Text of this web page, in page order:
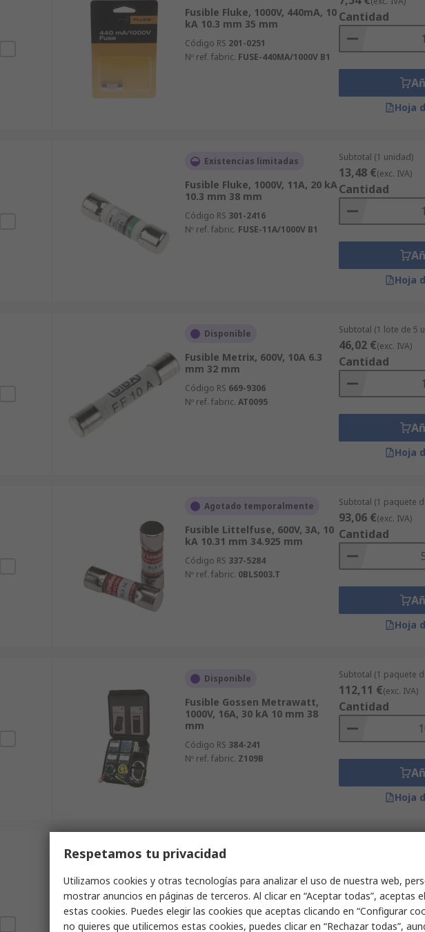
Fusible Fluke, 1000V, 440mA, 10
kA 10.3 mm 35 mm
Código RS 201-0251
Nº ref. fabric. FUSE-440MA/1000V B1
Cantidad
Hoja
Existencias limitadas
Fusible Fluke, 1000V, 11A, 20 kA
10.3 mm 38 mm
Código RS 301-2416
Nº ref. fabric. FUSE-11A/1000V B1
Subtotal (1 unidad)
13,48 €(exc. IVA)
Cantidad
Hoja
Disponible
Fusible Metrix, 600V, 10A 6.3
mm 32 mm
Código RS 669-9306
Nº ref. fabric. AT0095
Subtotal (1 lote de 5
46,02 €(exc. IVA)
Cantidad
Hoja
Agotado temporalmente
Fusible Littelfuse, 600V, 3A, 10
kA 10.31 mm 34.925 mm
Código RS 337-5284
Nº ref. fabric. 0BLS003.T
Subtotal (1 paquete
93,06 €(exc. IVA)
Cantidad
Hoja
Disponible
Fusible Gossen Metrawatt,
1000V, 16A, 30 kA 10 mm 38
mm
Código RS 384-241
Nº ref. fabric. Z109B
Subtotal (1 paquete
112,11 €(exc. IVA)
Cantidad
Hoja
Disponible en el proveedor
Fusible Gossen Metrawatt,
1000V, 10A, 30 kA 10 mm 38
mm
Código RS606-3782
Cantidad
Respetamos tu privacidad
Utilizamos cookies y otras tecnologías para analizar el uso de nuestra web,
mostrar anuncios en páginas de terceros. Al clicar en “Aceptar todas”, aceptas
estas cookies. Puedes elegir las cookies que aceptas clicando en “Configurar
no quieres que utilicemos estas cookies, puedes clicar en “Rechazar todas”,